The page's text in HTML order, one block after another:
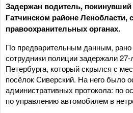
Задержан водитель,
Гатчинском районе Ленобласти,
правоохранительных органах.
По предварительным данным,
сотрудники полиции задержали 27-
Петербурга, который скрылся с
посёлок Сиверский. На него было
административных протокола: по
по управлению автомобилем в